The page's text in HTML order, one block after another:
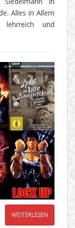
Alles in Allem
und
WEITERLESEN